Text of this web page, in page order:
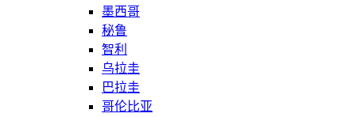
墨西哥
秘鲁
智利
乌拉圭
巴拉圭
哥伦比亚